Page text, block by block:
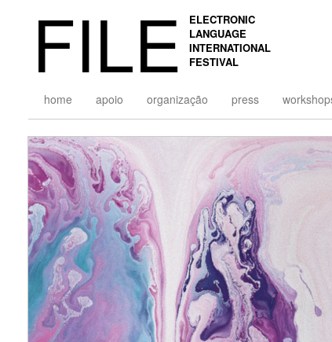
FILE
ELECTRONIC
LANGUAGE
INTERNATIONAL
FESTIVAL
home apoio organização press